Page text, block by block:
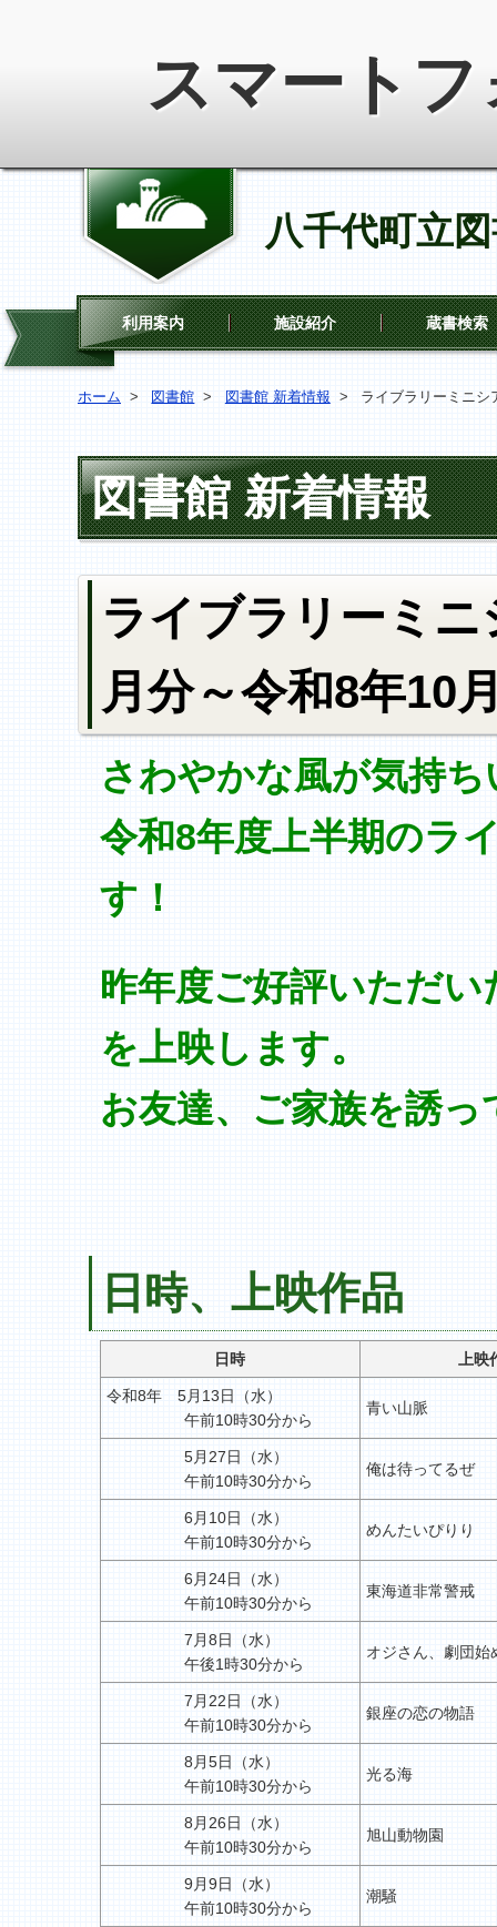
スマート
八千代町立
利用案内 施設紹介 蔵書検索
ホーム > 図書館 > 図書館 新着情報 > ライブラリーミニシ
図書館 新着情報
ライブラリーミ
月分～令和8年10
さわやかな風が気持
令和8年度上半期のラ
す！
昨年度ご好評いただ
を上映します。
お友達、ご家族を誘
日時、上映作品
日時 上映
令和8年 5月13日（水）
午前10時30分から
青い山脈
5月27日（水）
午前10時30分から
俺は待ってるぜ
6月10日（水）
午前10時30分から
めんたいぴりり
6月24日（水）
午前10時30分から
東海道非常警戒
7月8日（水）
午後1時30分から
オジさん、劇団始
7月22日（水）
午前10時30分から
銀座の恋の物語
8月5日（水）
午前10時30分から
光る海
8月26日（水）
午前10時30分から
旭山動物園
9月9日（水）
午前10時30分から
潮騒